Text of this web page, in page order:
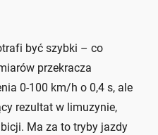
być szybki – co
przekracza
0-100 km/h o 0,4 s, ale
rezultat w limuzynie,
Ma za to tryby jazdy